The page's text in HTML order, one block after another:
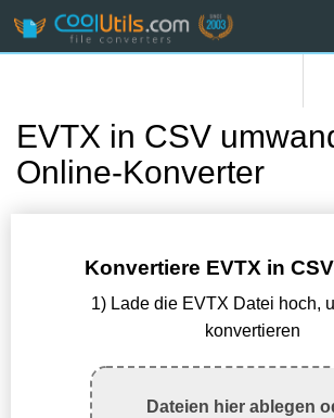
EVTX in CSV
Online-Konverter
Konvertiere EVTX in
1) Lade die EVTX Datei hoch,
konvertieren
Dateien hier ablegen